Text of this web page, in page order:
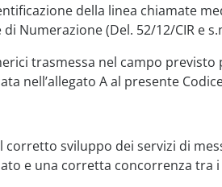
della linea chiamate
Numerazione (Del. 52/12/CIR e
trasmessa nel campo previsto
nell’allegato A al presente
corretto sviluppo dei servizi di
e una corretta concorrenza tra i